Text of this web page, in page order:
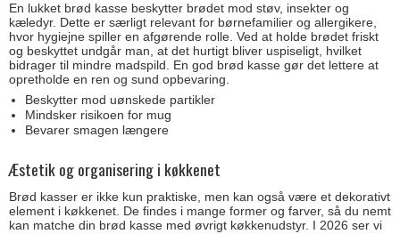
En lukket brød kasse beskytter brødet mod støv, insekter og
kæledyr. Dette er særligt relevant for børnefamilier og allergikere,
hvor hygiejne spiller en afgørende rolle. Ved at holde brødet friskt
og beskyttet undgår man, at det hurtigt bliver uspiseligt, hvilket
bidrager til mindre madspild. En god brød kasse gør det lettere at
opretholde en ren og sund opbevaring.
Beskytter mod uønskede partikler
Mindsker risikoen for mug
Bevarer smagen længere
Æstetik og organisering i køkkenet
Brød kasser er ikke kun praktiske, men kan også være et dekorativt
element i køkkenet. De findes i mange former og farver, så du nemt
kan matche din brød kasse med øvrigt køkkenudstyr. I 2026 ser vi